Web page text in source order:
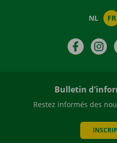
NL FR
Facebook
Bulletin
Restez informés des